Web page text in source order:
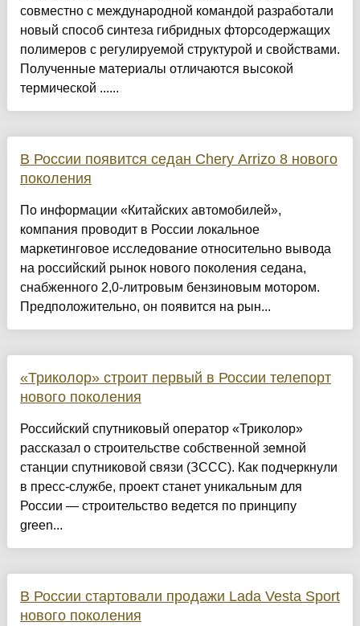
совместно с международной командой разработали
новый способ синтеза гибридных фторсодержащих
полимеров с регулируемой структурой и свойствами.
Полученные материалы отличаются высокой
термической ......
В России появится седан Chery Arrizo 8 нового
поколения
По информации «Китайских автомобилей»,
компания проводит в России локальное
маркетинговое исследование относительно вывода
на российский рынок нового поколения седана,
снабженного 2,0-литровым бензиновым мотором.
Предположительно, он появится на рын...
«Триколор» строит первый в России телепорт
нового поколения
Российский спутниковый оператор «Триколор»
рассказал о строительстве собственной земной
станции спутниковой связи (ЗССС). Как подчеркнули
в пресс-службе, проект станет уникальным для
России — строительство ведется по принципу
green...
В России стартовали продажи Lada Vesta Sport
нового поколения